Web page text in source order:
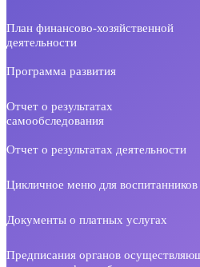
План финансово-хозяйственной
деятельности
Программа развития
Отчет о результатах
самообследования
Отчет о результатах деятельности
Цикличное меню для воспитанников
Документы о платных услугах
Предписания органов